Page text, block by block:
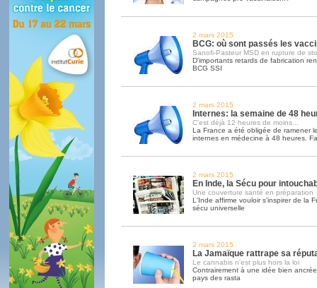
2 mars 2015
BCG: où sont passés les
Sanofi-Pasteur MSD en rupture de
D'importants retards de fabrication
BCG SSI
2 mars 2015
Internes: la semaine de 48
C'est déjà 12 heures de moins...
La France a été obligée de ramener
internes en médecine à 48 heures.
2 mars 2015
En Inde, la Sécu pour
Une couverture santé en préparation
L'Inde affirme vouloir s'inspirer de la
sécu universelle
2 mars 2015
La Jamaïque rattrape sa
Le cannabis n'est plus hors la loi
Contrairement à une idée bien
pays des rasta